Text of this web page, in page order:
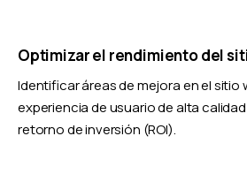
Optimizar el rendimiento del
Identificar áreas de mejora en el sitio
experiencia de usuario de alta
retorno de inversión (ROI).